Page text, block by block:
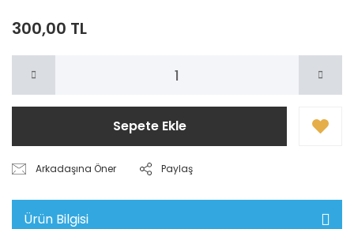
300,00 TL
Sepete Ekle
Arkadaşına Öner Paylaş
Ürün Bilgisi